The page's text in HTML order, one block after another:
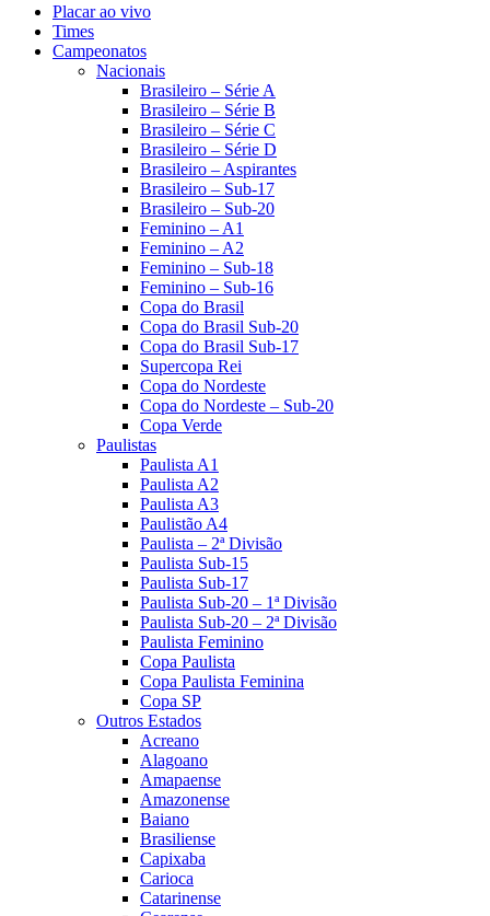
Placar ao vivo
Times
Campeonatos
Nacionais
Brasileiro – Série A
Brasileiro – Série B
Brasileiro – Série C
Brasileiro – Série D
Brasileiro – Aspirantes
Brasileiro – Sub-17
Brasileiro – Sub-20
Feminino – A1
Feminino – A2
Feminino – Sub-18
Feminino – Sub-16
Copa do Brasil
Copa do Brasil Sub-20
Copa do Brasil Sub-17
Supercopa Rei
Copa do Nordeste
Copa do Nordeste – Sub-20
Copa Verde
Paulistas
Paulista A1
Paulista A2
Paulista A3
Paulistão A4
Paulista – 2ª Divisão
Paulista Sub-15
Paulista Sub-17
Paulista Sub-20 – 1ª Divisão
Paulista Sub-20 – 2ª Divisão
Paulista Feminino
Copa Paulista
Copa Paulista Feminina
Copa SP
Outros Estados
Acreano
Alagoano
Amapaense
Amazonense
Baiano
Brasiliense
Capixaba
Carioca
Catarinense